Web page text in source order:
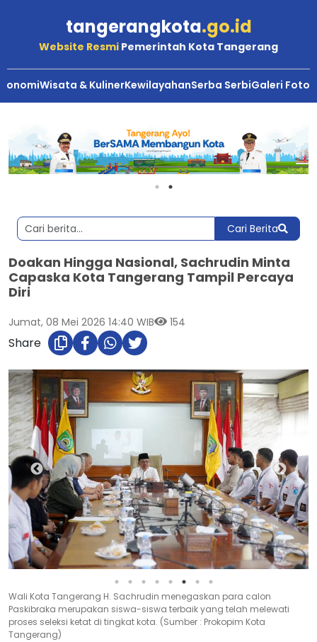
tangerangkota.go.id
Website Resmi Pemerintah Kota Tangerang
Wisata & KulinerKewilayahanSerba SerbiGaleri Foto
Cari Berita
Doakan Hingga Nasional, Sachrudin Minta
Capaska Kota Tangerang Tampil Percaya
Diri
Jumat, 08 Mei 2026 14:40 WIB 154
Share
Wali Kota Tangerang H. Sachrudin menegaskan para calon
Paskibraka merupakan siswa-siswa terbaik yang telah melewati
proses seleksi ketat di tingkat kota. (Sumber : Prokopim Kota
Tangerang)